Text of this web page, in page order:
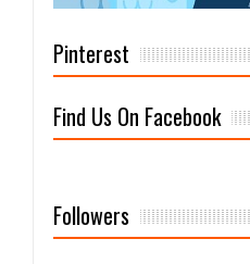
Pinterest
Find Us On Facebook
Followers